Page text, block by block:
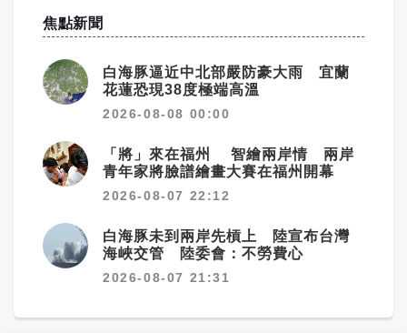
焦點新聞
白海豚逼近中北部嚴防豪大雨 宜蘭
花蓮恐現38度極端高溫
2026-08-08 00:00
「將」來在福州 智繪兩岸情 兩岸
青年家將臉譜繪畫大賽在福州開幕
2026-08-07 22:12
白海豚未到兩岸先槓上 陸宣布台灣
海峽交管 陸委會：不勞費心
2026-08-07 21:31